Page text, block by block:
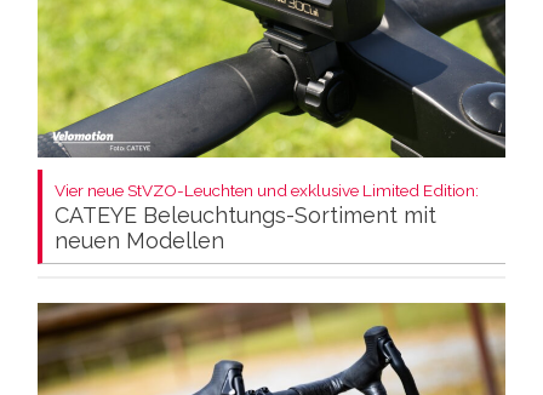
Vier neue StVZO-Leuchten und exklusive Limited Edition:
CATEYE Beleuchtungs-Sortiment mit
neuen Modellen